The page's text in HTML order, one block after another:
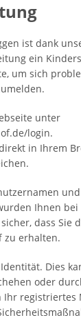
ist dank
ein
um sich
unter
login.
in Ihrem
Ihnen
dass Sie
zu erhalten.
Dies
oder
Ihr